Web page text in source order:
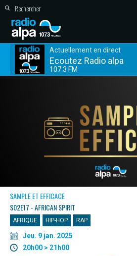
Actuellement en direct
Ecoutez Radio alpa
107.3 FM
SAMPLE ET EFFICACE
S02E17 - AFRICAN SPIRIT
AFRIQUE HIP-HOP RAP
Jeu. 9 jan. 2025
20h00 > 21h00